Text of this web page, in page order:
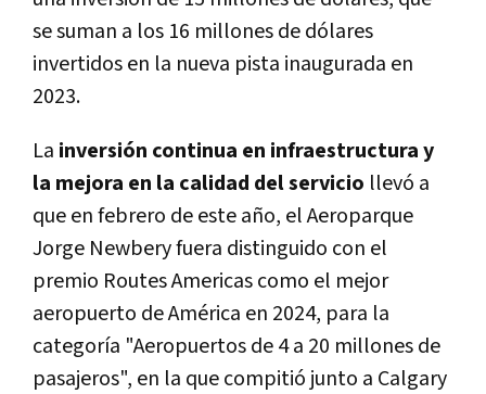
se suman a los 16 millones de dólares
invertidos en la nueva pista inaugurada en
2023.
La inversión continua en infraestructura y
la mejora en la calidad del servicio llevó a
que en febrero de este año, el Aeroparque
Jorge Newbery fuera distinguido con el
premio Routes Americas como el mejor
aeropuerto de América en 2024, para la
categoría "Aeropuertos de 4 a 20 millones de
pasajeros", en la que compitió junto a Calgary